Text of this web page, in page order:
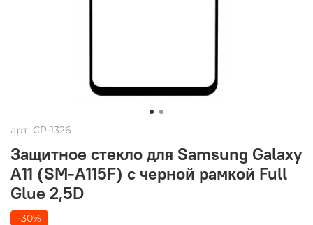
арт. CP-1326
Защитное стекло для Samsung Galaxy
A11 (SM-A115F) с черной рамкой Full
Glue 2,5D
-30%